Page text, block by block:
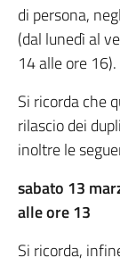
di persona,
(dal lunedì al
14 alle ore 16).
Si ricorda che
rilascio dei
inoltre le
sabato 13
alle ore 13
Si ricorda,